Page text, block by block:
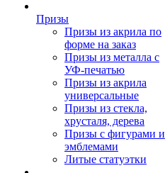
Призы
Призы из акрила по
форме на заказ
Призы из металла с
УФ-печатью
Призы из акрила
универсальные
Призы из стекла,
хрусталя, дерева
Призы с фигурами и
эмблемами
Литые статуэтки